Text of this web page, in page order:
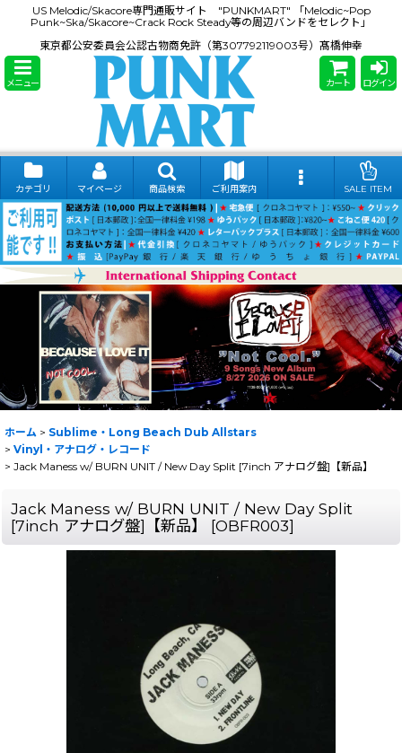
US Melodic/Skacore専門通販サイト "PUNKMART" 「Melodic~Pop
Punk~Ska/Skacore~Crack Rock Steady等の周辺バンドをセレクト」
東京都公安委員会公認古物商免許（第307792119003号）髙橋伸幸
メニュー カート ログイン
カテゴリ マイページ 商品検索 ご利用案内 SALE ITEM
ホーム > Sublime・Long Beach Dub Allstars
> Vinyl・アナログ・レコード
> Jack Maness w/ BURN UNIT / New Day Split [7inch アナログ盤]【新品】
Jack Maness w/ BURN UNIT / New Day Split
[7inch アナログ盤]【新品】
[OBFR003]